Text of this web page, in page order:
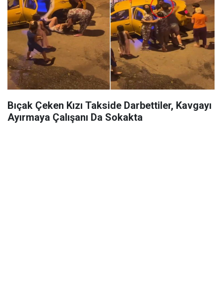
Bıçak Çeken Kızı Takside Darbettiler, Kavgayı
Ayırmaya Çalışanı Da Sokakta